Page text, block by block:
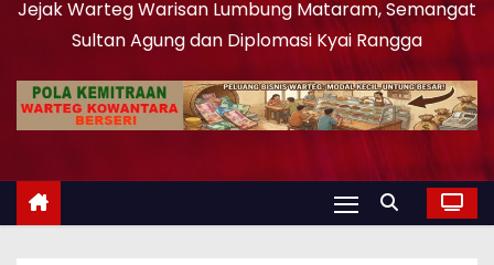
Jejak Warteg Warisan Lumbung Mataram, Semangat
Sultan Agung dan Diplomasi Kyai Rangga